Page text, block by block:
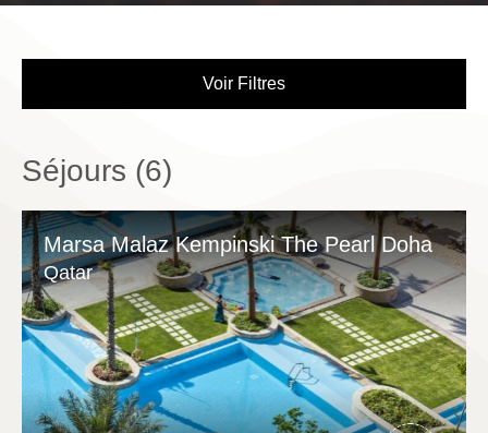
Voir Filtres
Séjours (6)
Marsa Malaz Kempinski The Pearl Doha
Qatar